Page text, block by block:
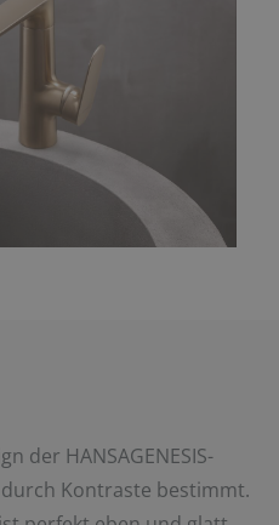
der HANSAGENESIS-
Kontraste bestimmt.